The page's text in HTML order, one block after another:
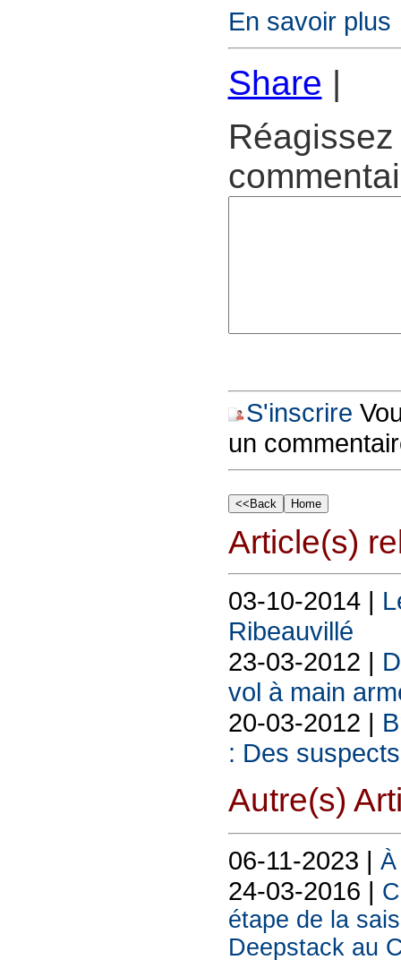
En savoir plus
Share |
S'inscrire
un
Article(s)
03-10-2014 |
Ribeauvillé
23-03-2012 |
vol à main
20-03-2012 |
: Des
Autre(s)
06-11-2023 |
24-03-2016 |
étape de la
Deepstack au